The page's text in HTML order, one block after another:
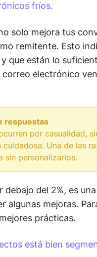
fríos.
solo mejora tus
remitente. Esto
que están lo
electrónico
respuestas
por casualidad,
Una de las
sin personalizarlos.
debajo del 2%, es
algunas mejoras.
prácticas.
está bien